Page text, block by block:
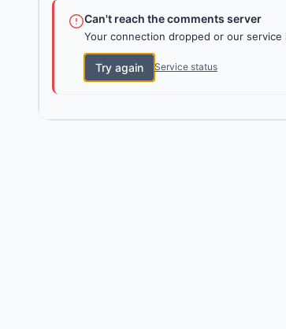
Can't reach the comments server
Your connection dropped or our
Try again Service status